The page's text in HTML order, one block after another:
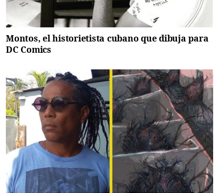
Montos, el historietista cubano que dibuja para
DC Comics